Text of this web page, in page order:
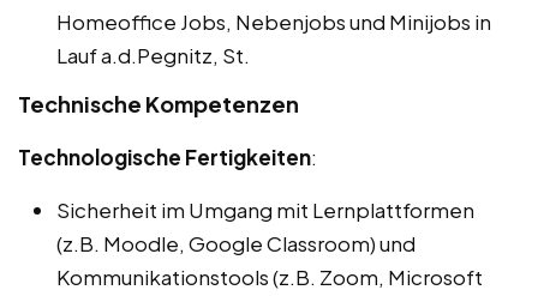
Homeoffice Jobs, Nebenjobs und Minijobs in
Lauf a.d.Pegnitz, St.
Technische Kompetenzen
Technologische Fertigkeiten:
Sicherheit im Umgang mit Lernplattformen
(z.B. Moodle, Google Classroom) und
Kommunikationstools (z.B. Zoom, Microsoft